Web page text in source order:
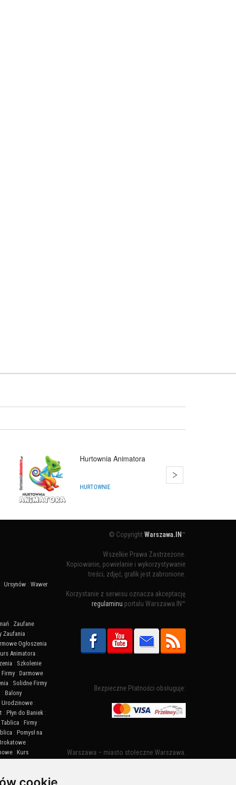
Hurtownia Animatora
HURTOWNIE
: Ursynów : Wawer
: Zaufane
Zaufania :
Ogłoszenia
Animatora :
: Szkolenie
Firmy : Darmowe
: Solidne Firmy
: Balony
Urodzinowe :
: Płyn do Baniek :
Tablica : Firmy :
: Pomysł na
:
: Kurs
© CopyrightWarszawa.IN ™
Wszelkie Prawa Zastrzeżone.
Kopiowanie, powielanie i wykorzystywanie
treści, zdjęć, grafik jest zabronione.
Korzystanie z serwisu oznacza akceptację
regulaminu portalu Warszawa.IN™
Bezpieczne Płatności obsługuje:
Warszawa – miasto stołeczne Warszawa.